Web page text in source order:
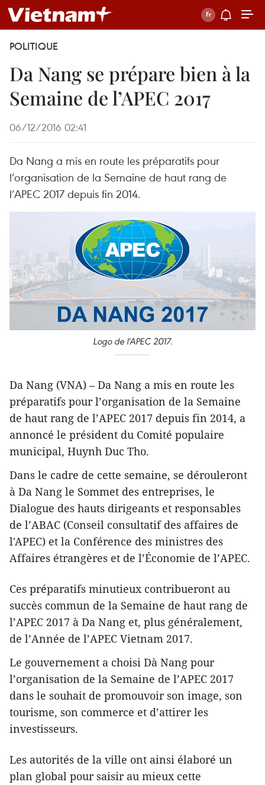
POLITIQUE
Da Nang se prépare bien à la
Semaine de l’APEC 2017
06/12/2016 02:41
Da Nang a mis en route les préparatifs pour
l’organisation de la Semaine de haut rang de
l’APEC 2017 depuis fin 2014.
Logo de l'APEC 2017.
Da Nang (VNA) – Da Nang a mis en route les
préparatifs pour l’organisation de la Semaine
de haut rang de l’APEC 2017 depuis fin 2014, a
annoncé le président du Comité populaire
municipal, Huynh Duc Tho.
Dans le cadre de cette semaine, se dérouleront
à Da Nang le Sommet des entreprises, le
Dialogue des hauts dirigeants et responsables
de l’ABAC (Conseil consultatif des affaires de
l'APEC) et la Conférence des ministres des
Affaires étrangères et de l’Économie de l’APEC.
Ces préparatifs minutieux contribueront au
succès commun de la Semaine de haut rang de
l’APEC 2017 à Da Nang et, plus généralement,
de l’Année de l’APEC Vietnam 2017.
Le gouvernement a choisi Dà Nang pour
l’organisation de la Semaine de l’APEC 2017
dans le souhait de promouvoir son image, son
tourisme, son commerce et d’attirer les
investisseurs.
Les autorités de la ville ont ainsi élaboré un
plan global pour saisir au mieux cette